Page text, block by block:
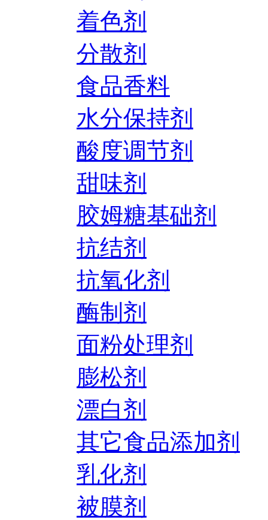
着色剂
分散剂
食品香料
水分保持剂
酸度调节剂
甜味剂
胶姆糖基础剂
抗结剂
抗氧化剂
酶制剂
面粉处理剂
膨松剂
漂白剂
其它食品添加剂
乳化剂
被膜剂